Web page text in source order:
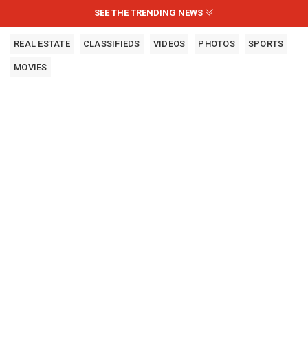
SEE THE TRENDING NEWS
REAL ESTATE CLASSIFIEDS VIDEOS PHOTOS SPORTS
MOVIES